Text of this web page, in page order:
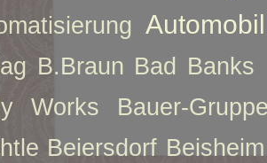
B.Braun Bad Banks
Works
Bauer-
Beiersdorf Beisheim